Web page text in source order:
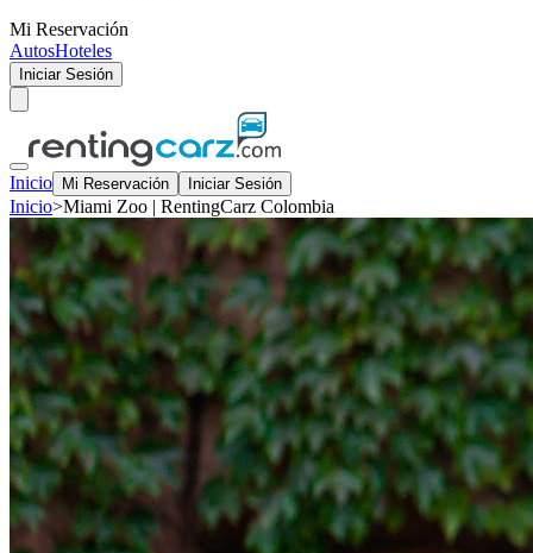
Mi Reservación
AutosHoteles
Iniciar Sesión
Inicio Mi Reservación Iniciar Sesión
Inicio>Miami Zoo | RentingCarz Colombia